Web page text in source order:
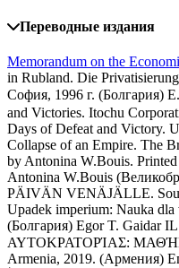
Переводные издания
Memorandum on the
in Rubland. Die
София, 1996 г. (Болгария)
and Victories. Itochu
Days of Defeat and Victory.
Collapse of an Empire. The
by Antonina W.Bouis.
Antonina W.Bouis
PÄIVÄN VENÄJÄLLE.
Upadek imperium: Nauka
(Болгария) Egor T. Gaidar
ΑΥΤΟΚΡΑΤΟΡΊΑΣ:
Armenia, 2019. (Армения)